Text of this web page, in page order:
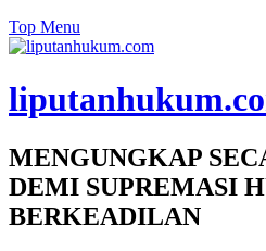
Top Menu
MENGUNGKAP
DEMI SUPREMASI
BERKEADILAN